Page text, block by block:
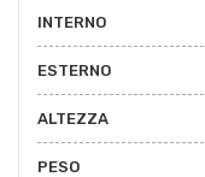
INTERNO
ESTERNO
ALTEZZA
PESO